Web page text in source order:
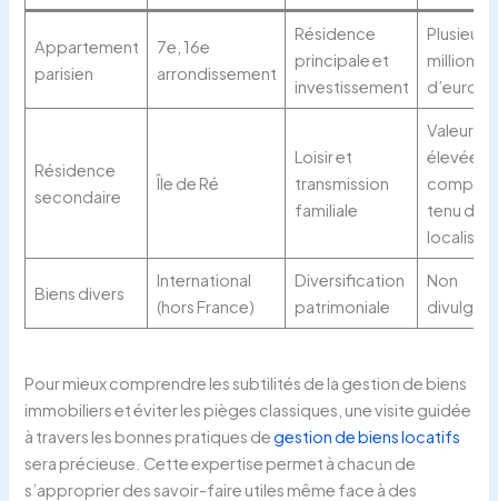
Appartement
parisien
7e, 16e
arrondissement
Résidence
principale et
investissement
Plusieurs
millions
d’euros
Résidence
secondaire
Île de Ré
Loisir et
transmission
familiale
Valeur
élevée
compte
tenu de la
Biens divers
International
(hors France)
Diversification
patrimoniale
Non
divulgué
Pour mieux comprendre les subtilités de la gestion de biens
immobiliers et éviter les pièges classiques, une visite guidée
à travers les bonnes pratiques degestion de biens locatifs
sera précieuse. Cette expertise permet à chacun de
s’approprier des savoir-faire utiles même face à des